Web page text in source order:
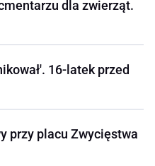
dla zwierząt.
16-latek przed
przy placu Zwycięstwa